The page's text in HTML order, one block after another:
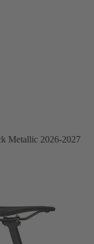
Metallic 2026-2027